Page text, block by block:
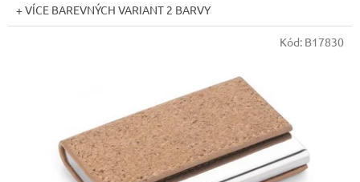
+ VÍCE BAREVNÝCH VARIANT 2 BARVY
Kód: B17830